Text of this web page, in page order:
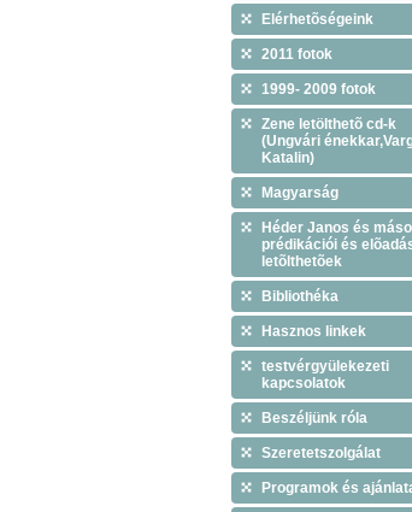
Elérhetõségeink
2011 fotok
1999- 2009 fotok
Zene letölthetõ cd-k
(Ungvári
Katalin)
Magyarság
Héder Janos és
prédikációi és
letõlthetõek
Bibliothéka
Hasznos linkek
testvérgyülekezeti
kapcsolatok
Beszéljünk róla
Szeretetszolgálat
Programok és